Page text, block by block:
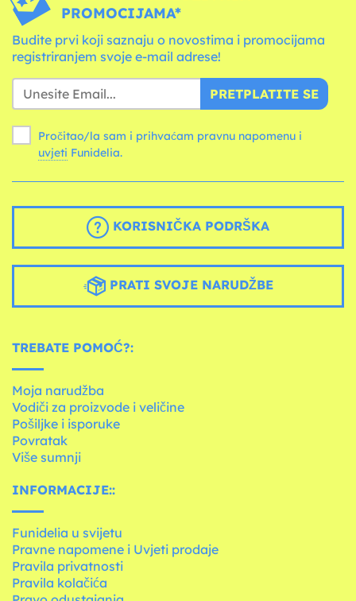
PROMOCIJAMA*
Budite prvi koji saznaju o novostima i promocijama
registriranjem svoje e-mail adrese!
PRETPLATITE SE
Pročitao/la sam i prihvaćam pravnu napomenu i
uvjeti Funidelia.
KORISNIČKA PODRŠKA
PRATI SVOJE NARUDŽBE
TREBATE POMOĆ?:
Moja narudžba
Vodiči za proizvode i veličine
Pošiljke i isporuke
Povratak
Više sumnji
INFORMACIJE::
Funidelia u svijetu
Pravne napomene i Uvjeti prodaje
Pravila privatnosti
Pravila kolačića